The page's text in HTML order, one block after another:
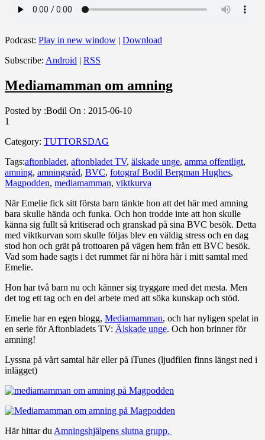
Podcast: Play in new window | Download
Subscribe: Android | RSS
Mediamamman om amning
Posted by :Bodil On : 2015-06-10
1
Category: TUTTORSDAG
Tags:aftonbladet, aftonbladet TV, älskade unge, amma offentligt,
amning, amningsråd, BVC, fotograf Bodil Bergman Hughes,
Magpodden, mediamamman, viktkurva
När Emelie fick sitt första barn tänkte hon att det här med amning
bara skulle hända och funka. Och hon trodde inte att hon skulle
känna sig fullt så kritiserad och granskad på sina BVC besök. Detta
med viktkurvan som skulle följas blev en väldig stress och en dag
stod hon och grät på trottoaren på vägen hem från ett BVC besök.
Vad som hade sagts i det rummet får ni höra här i mitt samtal med
Emelie.
Hon har två barn nu och känner sig tryggare med det mesta. Men
det tog ett tag och en del arbete med att söka kunskap och stöd.
Emelie har en egen blogg, Mediamamman, och har nyligen spelat in
en serie för Aftonbladets TV: Älskade unge. Och hon brinner för
amning!
Lyssna på vårt samtal här eller på iTunes (ljudfilen finns längst ned i
inlägget)
Här hittar du Amningshjälpens slutna grupp.